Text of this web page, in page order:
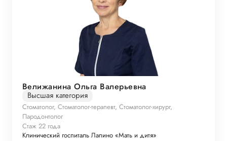
Велижанина Ольга Валерьевна
Высшая категория
Стоматолог, Стоматолог-терапевт, Стоматолог-хирург,
Пародонтолог
Стаж 22 года
Клинический госпиталь Лапино «Мать и дитя»